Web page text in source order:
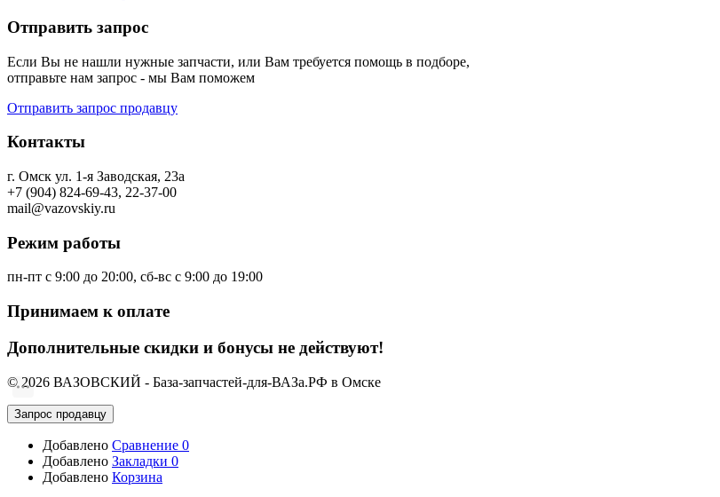
Отправить запрос
Если Вы не нашли нужные запчасти, или Вам требуется помощь в подборе,
отправьте нам запрос - мы Вам поможем
Отправить запрос продавцу
Контакты
г. Омск ул. 1-я Заводская, 23а
+7 (904) 824-69-43, 22-37-00
mail@vazovskiy.ru
Режим работы
пн-пт с 9:00 до 20:00, сб-вс с 9:00 до 19:00
Принимаем к оплате
Дополнительные скидки и бонусы не действуют!
© 2026 ВАЗОВСКИЙ - База-запчастей-для-ВАЗа.РФ в Омске
Запрос продавцу
Добавлено Сравнение 0
Добавлено Закладки 0
Добавлено Корзина